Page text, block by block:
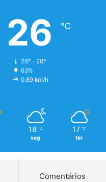
26 ℃
26º - 20º
63%
0.89 km/h
18 ℃
seg
17 ℃
ter
Comentários